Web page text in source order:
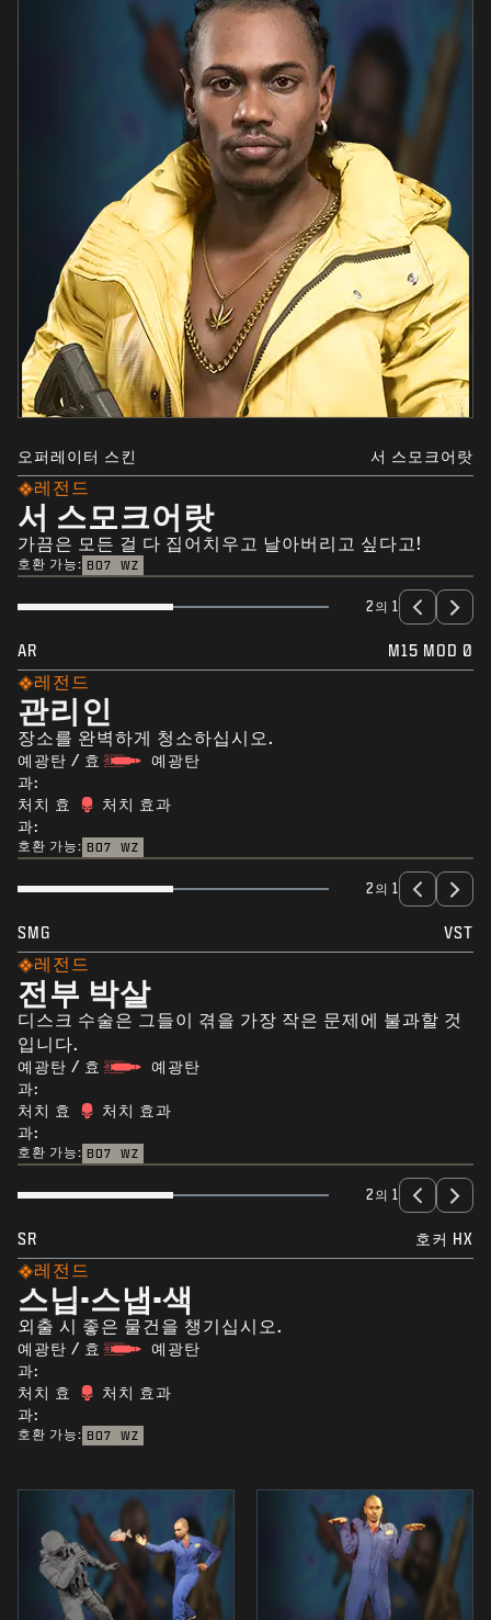
오퍼레이터 스킨 서 스모크어랏
레전드
서 스모크어랏
가끔은 모든 걸 다 집어치우고 날아버리고 싶다고!
호환 가능: BO7 WZ
2의 1
AR M15 MOD 0
레전드
관리인
장소를 완벽하게 청소하십시오.
예광탄 / 효
과:
예광탄
처치 효
과:
처치 효과
호환 가능: BO7 WZ
2의 1
SMG VST
레전드
전부 박살
디스크 수술은 그들이 겪을 가장 작은 문제에 불과할 것
입니다.
예광탄 / 효
과:
예광탄
처치 효
과:
처치 효과
호환 가능: BO7 WZ
2의 1
SR 호커 HX
레전드
스닙-스냅-색
외출 시 좋은 물건을 챙기십시오.
예광탄 / 효
과:
예광탄
처치 효
과:
처치 효과
호환 가능: BO7 WZ